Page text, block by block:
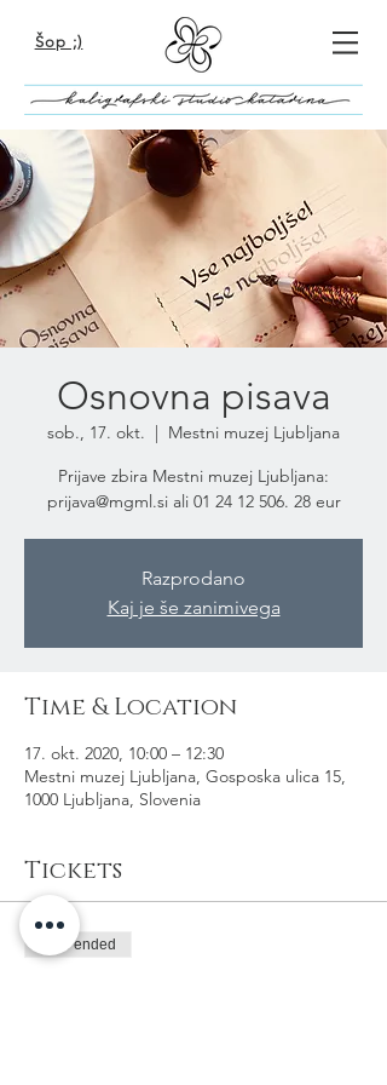
Šop ;)
Osnovna pisava
sob., 17. okt.
  |
Mestni muzej Ljubljana
Prijave zbira Mestni muzej Ljubljana:
prijava@mgml.si ali 01 24 12 506. 28 eur
Razprodano
Kaj je še zanimivega
Time & Location
17. okt. 2020, 10:00 – 12:30
Mestni muzej Ljubljana, Gosposka ulica 15,
1000 Ljubljana, Slovenia
Tickets
Sale ended